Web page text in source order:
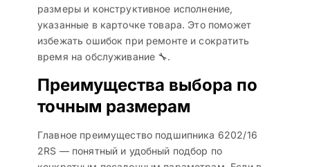
размеры и конструктивное исполнение,
указанные в карточке товара. Это поможет
избежать ошибок при ремонте и сократить
время на обслуживание 🔧.
Преимущества выбора по
точным размерам
Главное преимущество подшипника 6202/16
2RS — понятный и удобный подбор по